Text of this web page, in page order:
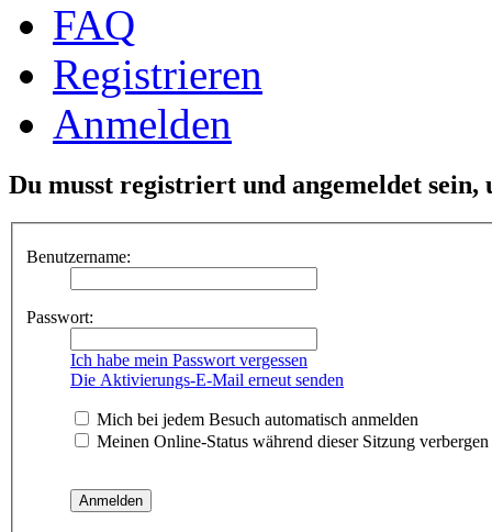
FAQ
Registrieren
Anmelden
Du musst registriert und angemeldet
Benutzername:
Passwort:
Ich habe mein Passwort vergessen
Die Aktivierungs-E-Mail erneut senden
Mich bei jedem Besuch automatisch anmelden
Meinen Online-Status während dieser Sitzung verbergen